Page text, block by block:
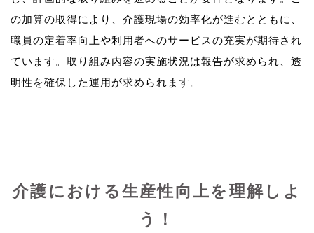
の加算の取得により、介護現場の効率化が進むとともに、
職員の定着率向上や利用者へのサービスの充実が期待され
ています。取り組み内容の実施状況は報告が求められ、透
介護における生産性向上を理解しよ
う！